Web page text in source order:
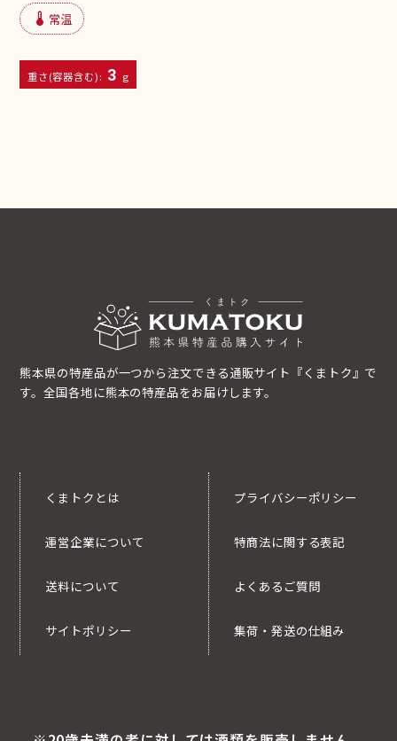
device_thermostat 常温
重さ(容器含む): 3 g
熊本県の特産品が一つから注文できる通販サイト『くまトク』で
す。全国各地に熊本の特産品をお届けします。
くまトクとは
運営企業について
送料について
サイトポリシー
プライバシーポリシー
特商法に関する表記
よくあるご質問
集荷・発送の仕組み